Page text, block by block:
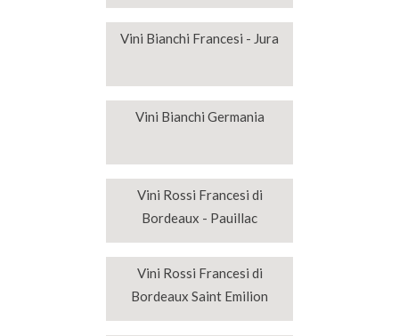
Vini Bianchi Francesi - Jura
Vini Bianchi Germania
Vini Rossi Francesi di
Bordeaux - Pauillac
Vini Rossi Francesi di
Bordeaux Saint Emilion